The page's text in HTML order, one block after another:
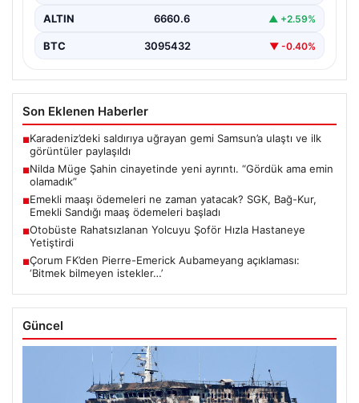
ALTIN 6660.6 ▲ +2.59%
BTC 3095432 ▼ -0.40%
Son Eklenen Haberler
■Karadeniz’deki saldırıya uğrayan gemi Samsun’a ulaştı ve ilk
görüntüler paylaşıldı
■Nilda Müge Şahin cinayetinde yeni ayrıntı. “Gördük ama emin
olamadık”
■Emekli maaşı ödemeleri ne zaman yatacak? SGK, Bağ-Kur,
Emekli Sandığı maaş ödemeleri başladı
■Otobüste Rahatsızlanan Yolcuyu Şoför Hızla Hastaneye
Yetiştirdi
■Çorum FK’den Pierre-Emerick Aubameyang açıklaması:
‘Bitmek bilmeyen istekler…’
Güncel